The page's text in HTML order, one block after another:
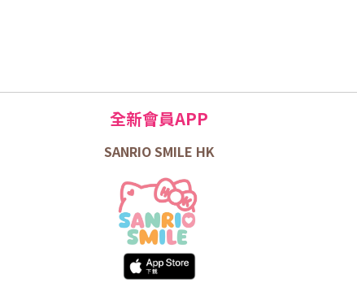
全新會員APP
SANRIO SMILE HK